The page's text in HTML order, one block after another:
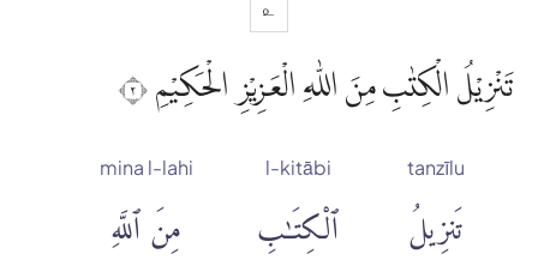
௨
تَنْزِيْلُ الْكِتٰبِ مِنَ اللّٰهِ الْعَزِيْزِ الْحَكِيْمِ ٢
tanzīlu
تَنزِيلُ
l-kitābi
ٱلْكِتَٰبِ
mina l-lahi
مِنَ ٱللَّهِ